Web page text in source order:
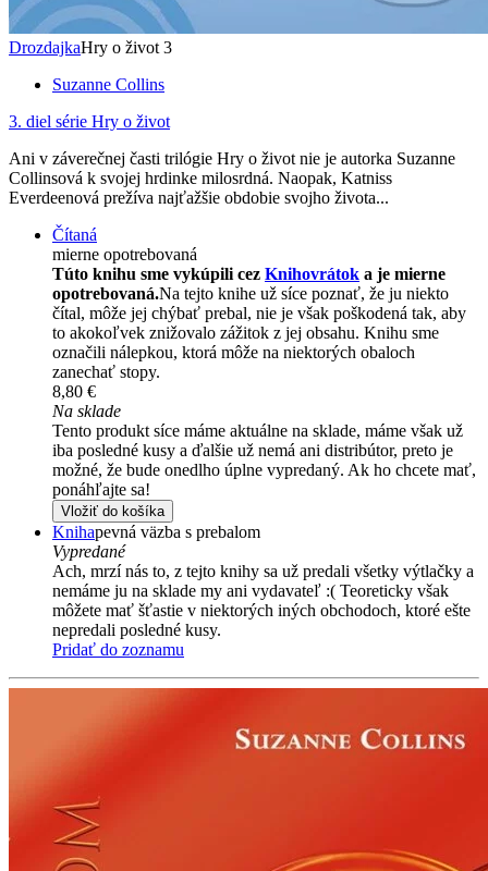
DrozdajkaHry o život 3
Suzanne Collins
3. diel série Hry o život
Ani v záverečnej časti trilógie Hry o život nie je autorka Suzanne
Collinsová k svojej hrdinke milosrdná. Naopak, Katniss
Everdeenová prežíva najťažšie obdobie svojho života...
Čítaná
mierne opotrebovaná
Túto knihu sme vykúpili cez Knihovrátok a je mierne
opotrebovaná.Na tejto knihe už síce poznať, že ju niekto
čítal, môže jej chýbať prebal, nie je však poškodená tak, aby
to akokoľvek znižovalo zážitok z jej obsahu. Knihu sme
označili nálepkou, ktorá môže na niektorých obaloch
zanechať stopy.
8,80 €
Na sklade
Tento produkt síce máme aktuálne na sklade, máme však už
iba posledné kusy a ďalšie už nemá ani distribútor, preto je
možné, že bude onedlho úplne vypredaný. Ak ho chcete mať,
ponáhľajte sa!
Vložiť do košíka
Knihapevná väzba s prebalom
Vypredané
Ach, mrzí nás to, z tejto knihy sa už predali všetky výtlačky a
nemáme ju na sklade my ani vydavateľ :( Teoreticky však
môžete mať šťastie v niektorých iných obchodoch, ktoré ešte
nepredali posledné kusy.
Pridať do zoznamu